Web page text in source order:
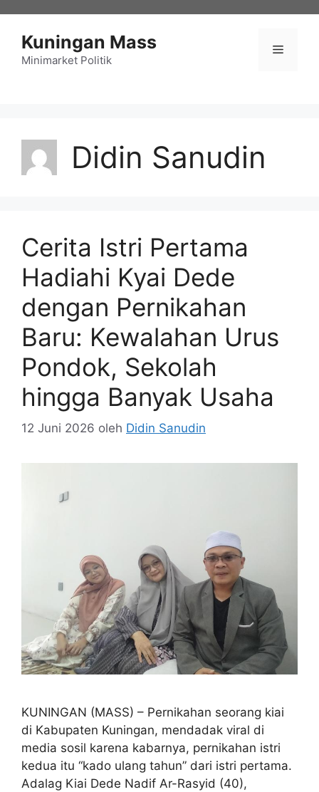
Kuningan Mass
Minimarket Politik
Menu
Didin Sanudin
Cerita Istri Pertama
Hadiahi Kyai Dede
dengan Pernikahan
Baru: Kewalahan Urus
Pondok, Sekolah
hingga Banyak Usaha
12 Juni 2026 oleh Didin Sanudin
KUNINGAN (MASS) – Pernikahan seorang kiai
di Kabupaten Kuningan, mendadak viral di
media sosil karena kabarnya, pernikahan istri
kedua itu “kado ulang tahun” dari istri pertama.
Adalag Kiai Dede Nadif Ar-Rasyid (40),